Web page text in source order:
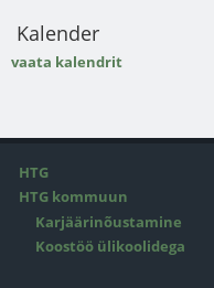
Kalender
vaata kalendrit
HTG
HTG kommuun
Karjäärinõustamine
Koostöö ülikoolidega